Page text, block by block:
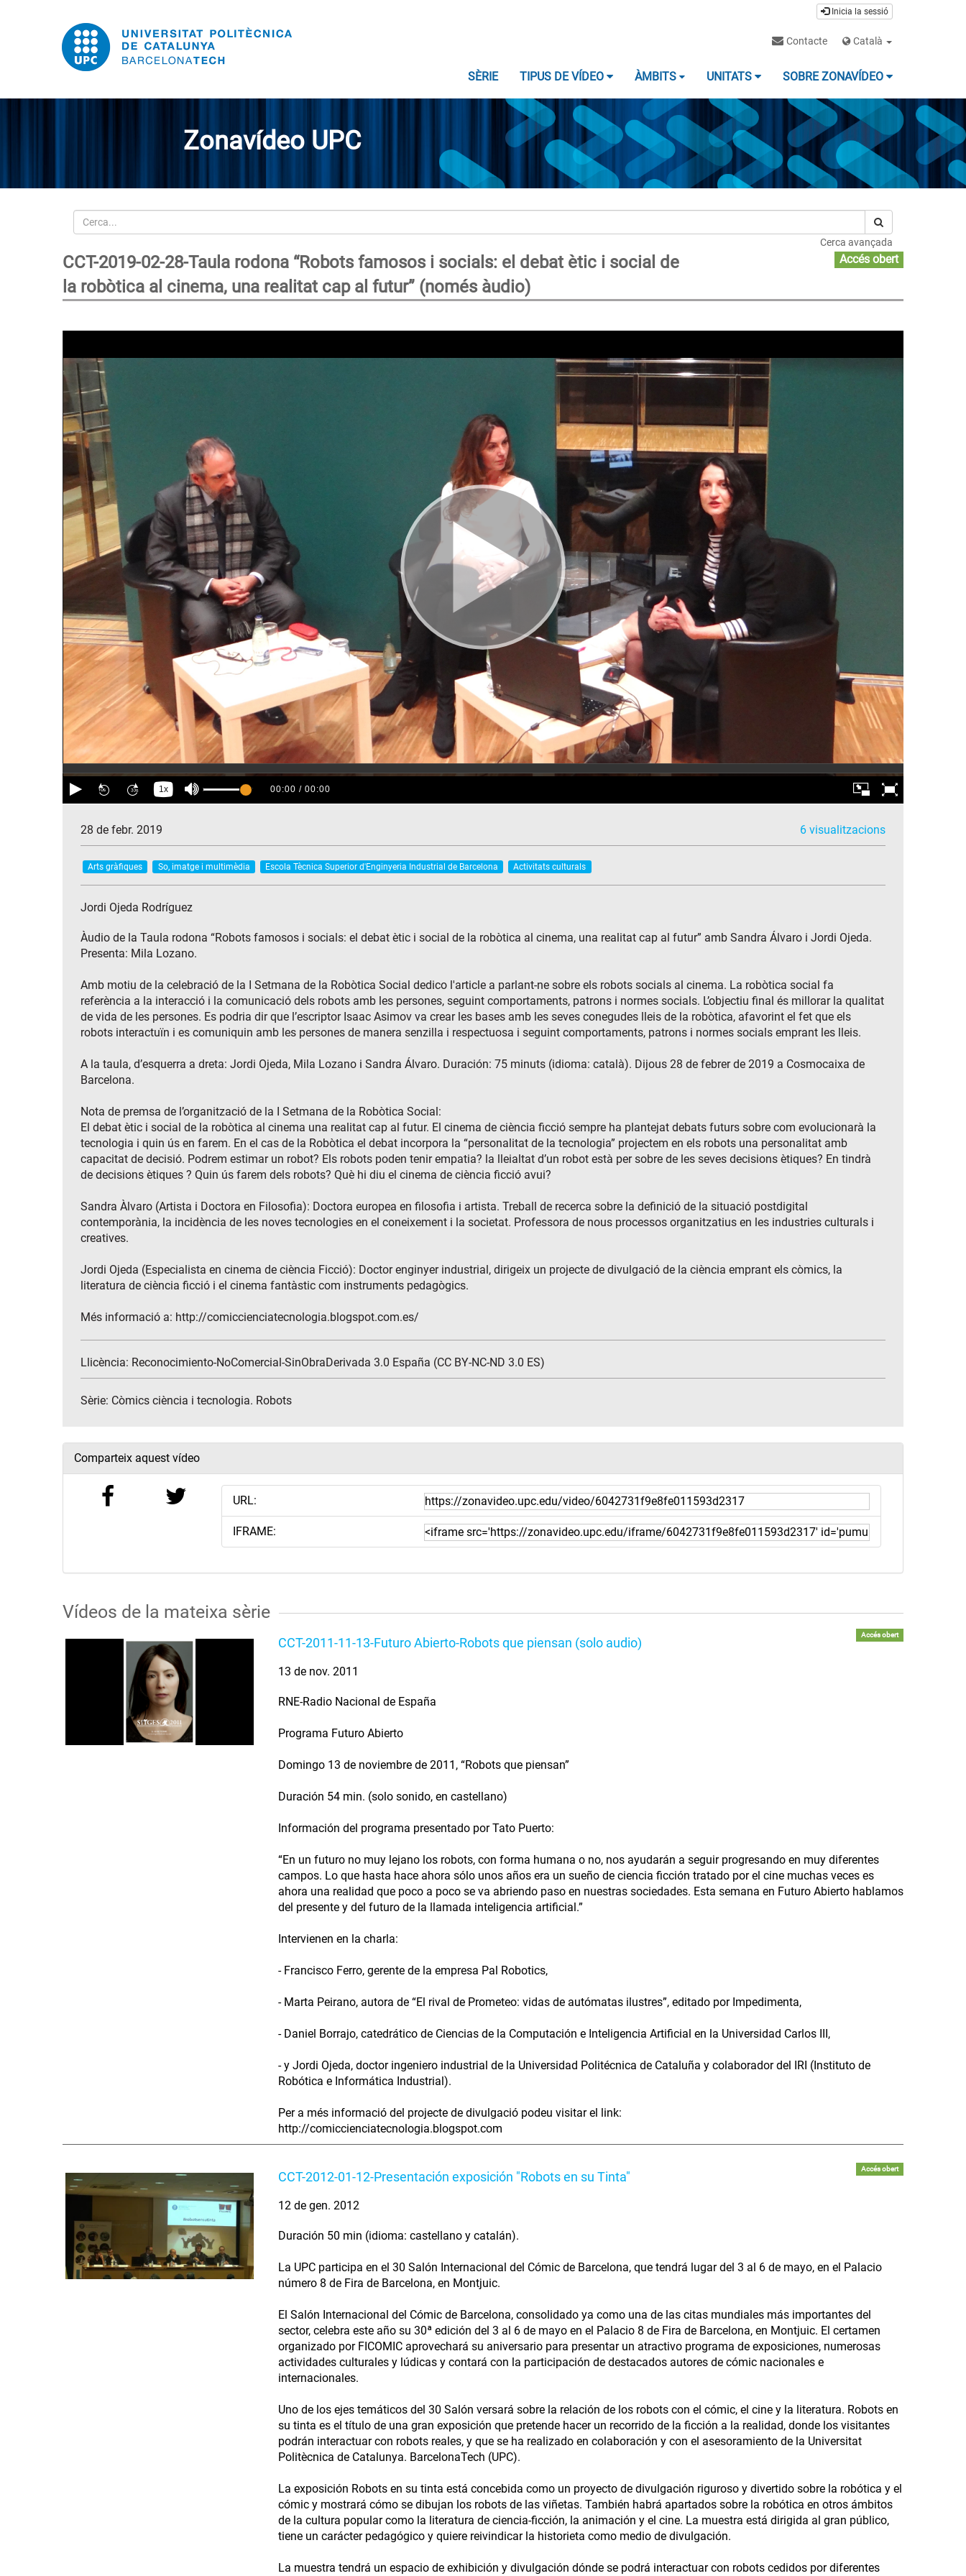
Inicia la sessió
Contacte Català
SÈRIE TIPUS DE VÍDEO ÀMBITS UNITATS SOBRE ZONAVÍDEO
Zonavídeo UPC
Cerca
Cerca avançada
CCT-2019-02-28-Taula rodona “Robots famosos i socials: el debat ètic i social de
la robòtica al cinema, una realitat cap al futur” (només àudio)
Accés obert
28 de febr. 2019 6 visualitzacions
Arts gràfiques So, imatge i multimèdia Escola Tècnica Superior d'Enginyeria Industrial de Barcelona Activitats culturals
Jordi Ojeda Rodríguez
Àudio de la Taula rodona “Robots famosos i socials: el debat ètic i social de la robòtica al cinema, una realitat cap al futur” amb Sandra Álvaro i Jordi Ojeda.
Presenta: Mila Lozano.
Amb motiu de la celebració de la I Setmana de la Robòtica Social dedico l'article a parlant-ne sobre els robots socials al cinema. La robòtica social fa
referència a la interacció i la comunicació dels robots amb les persones, seguint comportaments, patrons i normes socials. L’objectiu final és millorar la qualitat
de vida de les persones. Es podria dir que l’escriptor Isaac Asimov va crear les bases amb les seves conegudes lleis de la robòtica, afavorint el fet que els
robots interactuïn i es comuniquin amb les persones de manera senzilla i respectuosa i seguint comportaments, patrons i normes socials emprant les lleis.
A la taula, d’esquerra a dreta: Jordi Ojeda, Mila Lozano i Sandra Álvaro. Duración: 75 minuts (idioma: català). Dijous 28 de febrer de 2019 a Cosmocaixa de
Barcelona.
Nota de premsa de l’organització de la I Setmana de la Robòtica Social:
El debat ètic i social de la robòtica al cinema una realitat cap al futur. El cinema de ciència ficció sempre ha plantejat debats futurs sobre com evolucionarà la
tecnologia i quin ús en farem. En el cas de la Robòtica el debat incorpora la “personalitat de la tecnologia” projectem en els robots una personalitat amb
capacitat de decisió. Podrem estimar un robot? Els robots poden tenir empatia? la lleialtat d’un robot està per sobre de les seves decisions ètiques? En tindrà
de decisions ètiques ? Quin ús farem dels robots? Què hi diu el cinema de ciència ficció avui?
Sandra Àlvaro (Artista i Doctora en Filosofia): Doctora europea en filosofia i artista. Treball de recerca sobre la definició de la situació postdigital
contemporània, la incidència de les noves tecnologies en el coneixement i la societat. Professora de nous processos organitzatius en les industries culturals i
creatives.
Jordi Ojeda (Especialista en cinema de ciència Ficció): Doctor enginyer industrial, dirigeix un projecte de divulgació de la ciència emprant els còmics, la
literatura de ciència ficció i el cinema fantàstic com instruments pedagògics.
Més informació a: http://comiccienciatecnologia.blogspot.com.es/
Llicència: Reconocimiento-NoComercial-SinObraDerivada 3.0 España (CC BY-NC-ND 3.0 ES)
Sèrie: Còmics ciència i tecnologia. Robots
Comparteix aquest vídeo
URL:
IFRAME:
Vídeos de la mateixa sèrie
CCT-2011-11-13-Futuro Abierto-Robots que piensan (solo audio)
Accés obert
13 de nov. 2011
RNE-Radio Nacional de España
Programa Futuro Abierto
Domingo 13 de noviembre de 2011, “Robots que piensan”
Duración 54 min. (solo sonido, en castellano)
Información del programa presentado por Tato Puerto:
“En un futuro no muy lejano los robots, con forma humana o no, nos ayudarán a seguir progresando en muy diferentes
campos. Lo que hasta hace ahora sólo unos años era un sueño de ciencia ficción tratado por el cine muchas veces es
ahora una realidad que poco a poco se va abriendo paso en nuestras sociedades. Esta semana en Futuro Abierto hablamos
del presente y del futuro de la llamada inteligencia artificial.”
Intervienen en la charla:
- Francisco Ferro, gerente de la empresa Pal Robotics,
- Marta Peirano, autora de “El rival de Prometeo: vidas de autómatas ilustres”, editado por Impedimenta,
- Daniel Borrajo, catedrático de Ciencias de la Computación e Inteligencia Artificial en la Universidad Carlos III,
- y Jordi Ojeda, doctor ingeniero industrial de la Universidad Politécnica de Cataluña y colaborador del IRI (Instituto de
Robótica e Informática Industrial).
Per a més informació del projecte de divulgació podeu visitar el link:
http://comiccienciatecnologia.blogspot.com
CCT-2012-01-12-Presentación exposición "Robots en su Tinta"
Accés obert
12 de gen. 2012
Duración 50 min (idioma: castellano y catalán).
La UPC participa en el 30 Salón Internacional del Cómic de Barcelona, que tendrá lugar del 3 al 6 de mayo, en el Palacio
número 8 de Fira de Barcelona, en Montjuic.
El Salón Internacional del Cómic de Barcelona, consolidado ya como una de las citas mundiales más importantes del
sector, celebra este año su 30ª edición del 3 al 6 de mayo en el Palacio 8 de Fira de Barcelona, en Montjuic. El certamen
organizado por FICOMIC aprovechará su aniversario para presentar un atractivo programa de exposiciones, numerosas
actividades culturales y lúdicas y contará con la participación de destacados autores de cómic nacionales e
internacionales.
Uno de los ejes temáticos del 30 Salón versará sobre la relación de los robots con el cómic, el cine y la literatura. Robots en
su tinta es el título de una gran exposición que pretende hacer un recorrido de la ficción a la realidad, donde los visitantes
podrán interactuar con robots reales, y que se ha realizado en colaboración y con el asesoramiento de la Universitat
Politècnica de Catalunya. BarcelonaTech (UPC).
La exposición Robots en su tinta está concebida como un proyecto de divulgación riguroso y divertido sobre la robótica y el
cómic y mostrará cómo se dibujan los robots de las viñetas. También habrá apartados sobre la robótica en otros ámbitos
de la cultura popular como la literatura de ciencia-ficción, la animación y el cine. La muestra está dirigida al gran público,
tiene un carácter pedagógico y quiere reivindicar la historieta como medio de divulgación.
La muestra tendrá un espacio de exhibición y divulgación dónde se podrá interactuar con robots cedidos por diferentes